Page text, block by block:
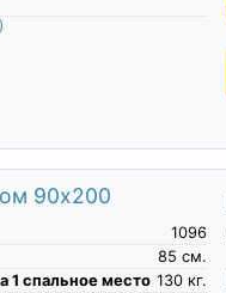
90х200
1096
см.
85
1 спальное место
кг.
130